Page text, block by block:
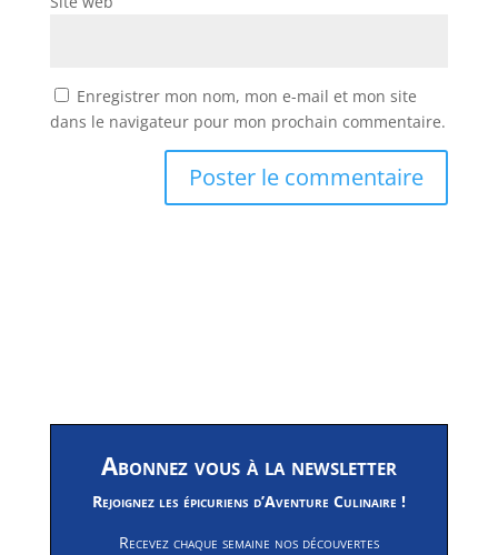
Enregistrer mon nom, mon e-mail et mon site
dans le navigateur pour mon prochain commentaire.
Abonnez vous à la newsletter
Rejoignez les épicuriens d’Aventure Culinaire !
Recevez chaque semaine nos découvertes